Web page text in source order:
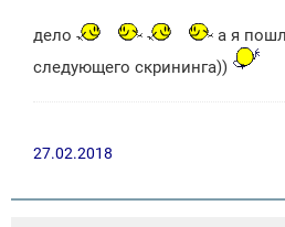
дело
а я
следующего скрининга))
27.02.2018